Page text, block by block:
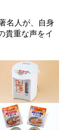
名人が、自身
貴重な声をイ